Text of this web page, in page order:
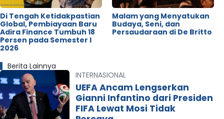
Di Tengah Ketidakpastian
Global, Pembiayaan Baru
Adira Finance Tumbuh 18
Persen pada Semester I
2026
Malam yang Menyatukan
Budaya, Seni, dan
Persaudaraan di De Britto
Berita Lainnya
INTERNASIONAL
UEFA Ancam Lengserkan
Gianni Infantino dari Presiden
FIFA Lewat Mosi Tidak